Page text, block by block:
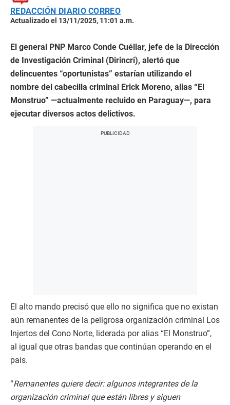
REDACCIÓN DIARIO CORREO
Actualizado el 13/11/2025, 11:01 a.m.
El general PNP Marco Conde Cuéllar, jefe de la Dirección
de Investigación Criminal (Dirincri), alertó que
delincuentes “oportunistas” estarían utilizando el
nombre del cabecilla criminal Erick Moreno, alias “El
Monstruo” —actualmente recluido en Paraguay—, para
ejecutar diversos actos delictivos.
El alto mando precisó que ello no significa que no existan
aún remanentes de la peligrosa organización criminal Los
Injertos del Cono Norte, liderada por alias “El Monstruo”,
al igual que otras bandas que continúan operando en el
país.
“Remanentes quiere decir: algunos integrantes de la
organización criminal que están libres y siguen